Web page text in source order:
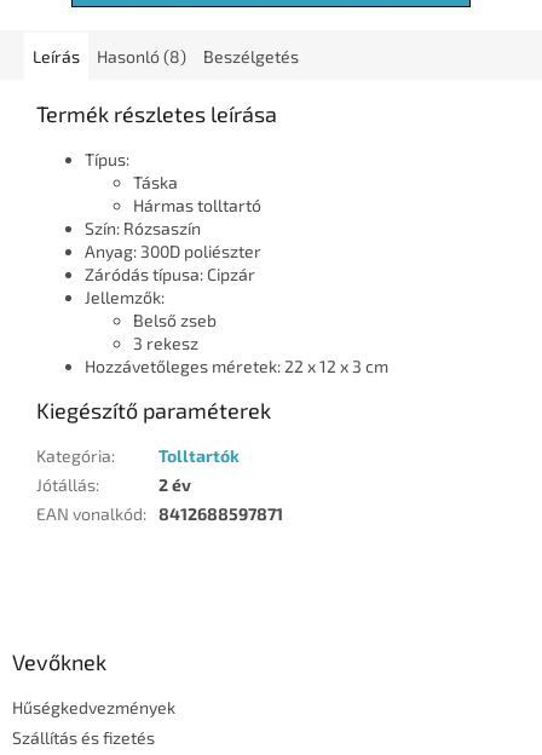
Leírás Hasonló (8) Beszélgetés
Termék részletes leírása
Típus:
Táska
Hármas tolltartó
Szín: Rózsaszín
Anyag: 300D poliészter
Záródás típusa: Cipzár
Jellemzők:
Belső zseb
3 rekesz
Hozzávetőleges méretek: 22 x 12 x 3 cm
Kiegészítő paraméterek
Kategória:
Tolltartók
Jótállás:
2 év
EAN vonalkód: 8412688597871
Vevőknek
Hűségkedvezmények
Szállítás és fizetés